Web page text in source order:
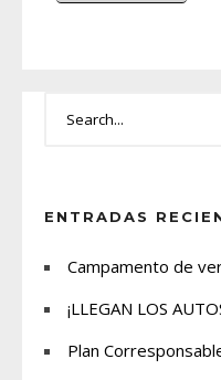
ENTRADAS
Campamento de
¡LLEGAN LOS
Plan